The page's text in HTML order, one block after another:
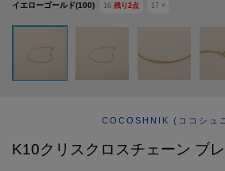
イエローゴールド(100) 16 残り 2点 17 ×
COCOSHNIK (ココシュ
K10クリスクロスチェーン ブ